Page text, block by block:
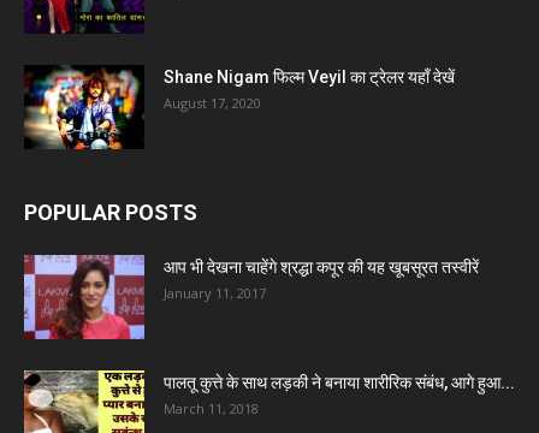
Shane Nigam फिल्म Veyil का ट्रेलर यहाँ देखें
August 17, 2020
POPULAR POSTS
आप भी देखना चाहेंगे श्रद्धा कपूर की यह खूबसूरत तस्वीरें
January 11, 2017
पालतू कुत्ते के साथ लड़की ने बनाया शारीरिक संबंध, आगे हुआ...
March 11, 2018